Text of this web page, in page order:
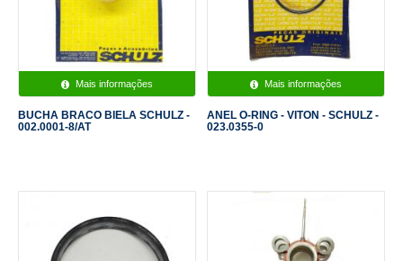
Mais informações
BUCHA BRACO BIELA SCHULZ -
002.0001-8/AT
Mais informações
ANEL O-RING - VITON - SCHULZ -
023.0355-0